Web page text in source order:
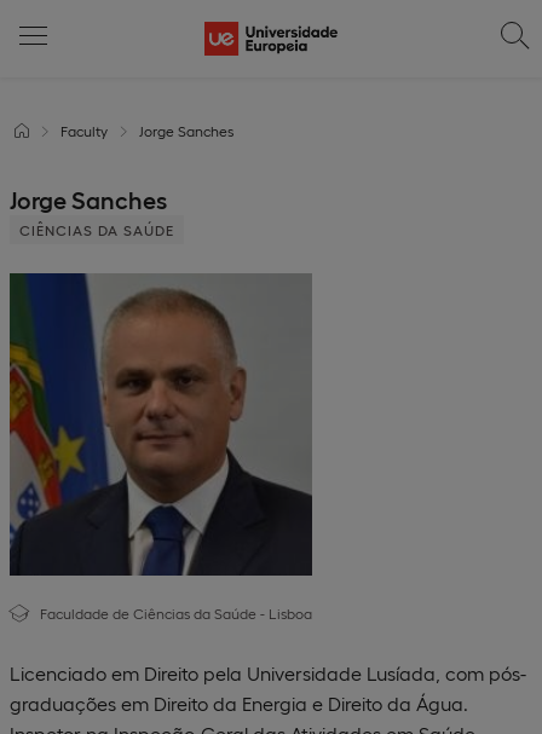
Faculty Jorge Sanches
Faculdade de Ciências da Saúde - Lisboa
Licenciado em Direito pela Universidade Lusíada, com pós-
graduações em Direito da Energia e Direito da Água.
Jorge Sanches
CIÊNCIAS DA SAÚDE